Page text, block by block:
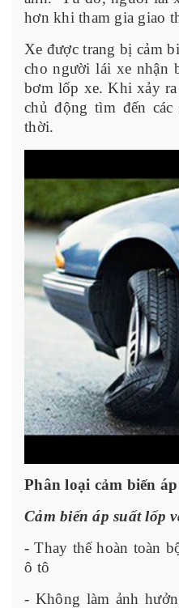
hơn khi tham gia giao
Xe được trang bị cảm
cho người lái xe nhận
bơm lốp xe. Khi xảy
chủ động tìm đến
thời.
Phân loại cảm biến
Cảm biến áp suất lốp
- Thay thế hoàn toàn
ô tô
- Không làm ảnh